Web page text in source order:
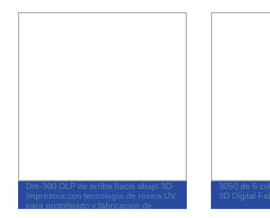
Dm-300 DLP de arriba hacia abajo 3D
Impresora con tecnología de resina UV
para prototipado y fabricación de
3050 de 6
3D Digital